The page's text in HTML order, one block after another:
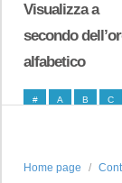
Visualizza a
secondo
alfabetico
# A B C
Home page